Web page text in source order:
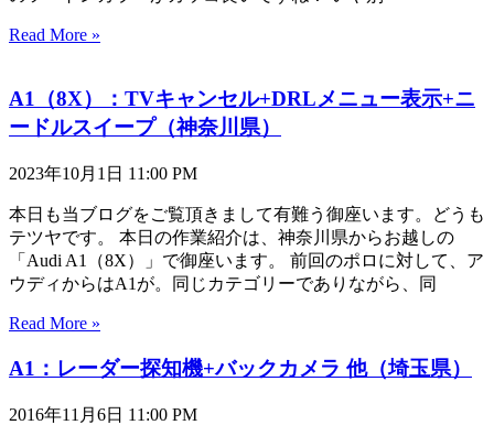
Read More »
A1（8X）：TVキャンセル+DRLメニュー表示+ニ
ードルスイープ（神奈川県）
2023年10月1日 11:00 PM
本日も当ブログをご覧頂きまして有難う御座います。どうも
テツヤです。 本日の作業紹介は、神奈川県からお越しの
「Audi A1（8X）」で御座います。 前回のポロに対して、ア
ウディからはA1が。同じカテゴリーでありながら、同
Read More »
A1：レーダー探知機+バックカメラ 他（埼玉県）
2016年11月6日 11:00 PM